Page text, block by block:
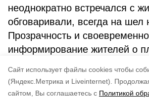
Cайт использует файлы cookies чтобы
(Яндекс.Метрика и Liveinternet).
сайтом, Вы соглашаетесь с Политикой
неоднократно встречался с
обговаривали, всегда на шел
Прозрачность и
информирование жителей о
минимизировать возможные